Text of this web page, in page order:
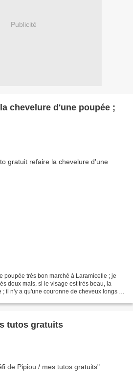
Publicité
chevelure d'une poupée ;
poupée très bon marché à Laramicelle ; je
doux mais, si le visage est très beau, la
; il n'y a qu'une couronne de cheveux longs et
/ mes tutos gratuits